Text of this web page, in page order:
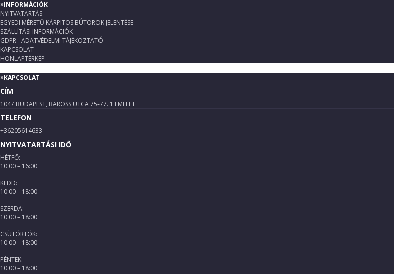
×INFORMÁCIÓK
NYITVATARTÁS
EGYEDI MÉRETŰ KÁRPITOS BÚTOROK JELENTÉSE
SZÁLLÍTÁSI INFORMÁCIÓK
GDPR - ADATVÉDELMI TÁJÉKOZTATÓ
KAPCSOLAT
HONLAPTÉRKÉP
×KAPCSOLAT
CÍM
1047 BUDAPEST, BAROSS UTCA 75-77. 1 EMELET
TELEFON
+36205614633
NYITVATARTÁSI IDŐ
HÉTFŐ:
10:00 – 16:00
KEDD:
10:00 – 18:00
SZERDA:
10:00 – 18:00
CSÜTÖRTÖK:
10:00 – 18:00
PÉNTEK:
10:00 – 18:00